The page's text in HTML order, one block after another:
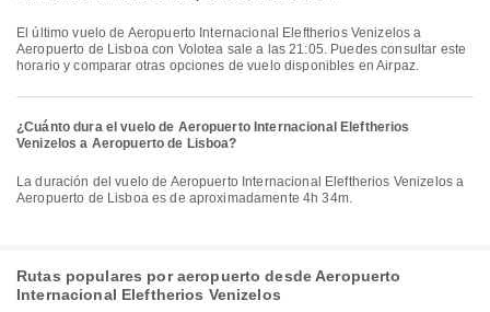
El último vuelo de Aeropuerto Internacional Eleftherios Venizelos a
Aeropuerto de Lisboa con Volotea sale a las 21:05. Puedes consultar este
horario y comparar otras opciones de vuelo disponibles en Airpaz.
¿Cuánto dura el vuelo de Aeropuerto Internacional Eleftherios
Venizelos a Aeropuerto de Lisboa?
La duración del vuelo de Aeropuerto Internacional Eleftherios Venizelos a
Aeropuerto de Lisboa es de aproximadamente 4h 34m.
Rutas populares por aeropuerto desde Aeropuerto
Internacional Eleftherios Venizelos